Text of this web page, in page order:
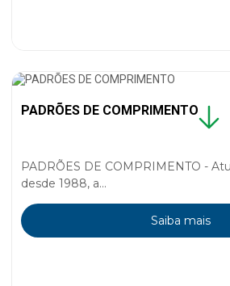
PADRÕES DE COMPRIMENTO
PADRÕES DE COMPRIMENTO -
desde 1988, a...
Saiba mais